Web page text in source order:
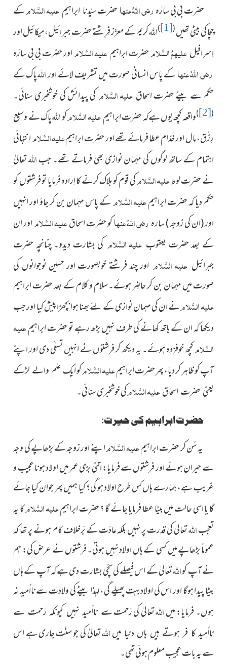
حضرت بی بی سارَہرضی اللہُ عنہاحضرتسیّدنا ابراہیم علیہ السَّلامکے
چچا کی بیٹی تھیں(
[1]
)اللہکریم کے معزّز فِرِشتےحضرت جبرائیل، میکائیل اور
اِسرافیلعلیہمُ السَّلامحضرت ابراہیمعلیہ السَّلاماور حضرت بی بی سارَہ
رضی اللہُ عنہاکے پاس انسانی صورت میں تشریف لائے اوراللہپاک کے
حکم سے بیٹے حضرت اسحاقعلیہ السَّلامکی پیدائش کی خوشخبری سنائی۔
(
[2]
)واقعہ کچھ یوں ہےکہ حضرتابراہیمعلیہ السَّلامکواللہپاک نے وسیع
رِزْق، مال اور خدّام عطا فرمائےتھے اور حضرت ابراہیمعلیہ السَّلامانتہائی
اہتمام کے ساتھ لوگوں کی مہمان نوازی بھی فرماتے تھے۔ جباللہتعالیٰ
نے حضرت لوطعلیہ السَّلامکی قوم کو ہلاک کرنے کا اِرادہ فرمایا تو فرشتوں کو
حکم دیا کہ حضرت ابراہیمعلیہ السَّلامکے پاس مہمان بن کر جاؤ اور انہیں
اور (ان کی زوجہ ) سارہرضی اللہُ عنہاکو حضرت اسحاقعلیہ السَّلاماور ان
کے بعد حضرت یعقوب علیہ السَّلام کی بشارت دیدو۔ چنانچہ حضرت
جبرائیل علیہ السَّلام اور چند فرشتے خوبصورت اور حسین نوجوانوں کی
صورت میں مہمان بن کر حاضِر ہوئے۔ سلام و کلام کے بعد حضرت ابراہیم
علیہ السَّلامنے ان کی مہمان نوازی کے لئے بھنا ہوا بچھڑا پیش کیا اور جب
دیکھا کہ ان کے ہاتھ کھانے کی طرف نہیں بڑھ رہے تو حضرت ابراہیمعلیہ
السَّلامکچھ خوفزدہ ہوئے۔ یہ دیکھ کر فرشتوں نے انہیں تسلّی دی اور اپنے
آپ کو ظاہر کر دیا، پھر حضرت ابراہیمعلیہ السَّلامکوایک علم والے لڑکے
یعنی حضرت اسحاقعلیہ السَّلامکی خوشخبری سنائی۔
حضرت ابراہیم کی حیرت:
یہ سُن کر حضرت ابراہیمعلیہ السَّلاماپنے اور زوجہ کے بڑھاپے کی وجہ
سے حیران ہوئے اور فرشتوں سے فرمایا: اتنی بڑی عمر میں اولاد ہونا عجیب و
غریب ہے، ہمارے ہاں کس طرح اولاد ہو گی؟ کیا ہمیں پھر جوان کیا جائے
گا یا اسی حالت میں بیٹا عطا فرمایا جائے گا ؟ حضرت ابراہیمعلیہ السَّلامکا یہ
تعجّباللہتعالیٰ کی قدرت پر نہیں بلکہ عادَت کے بَرخلاف کام ہونے پر تھا کہ
عموماً بڑھاپے میں کسی کے ہاں اولاد نہیں ہوتی۔ فرشتوں نے عرض کی: ہم
نے آپ کواللہتعالیٰ کے اس فیصلے کی سچّی بشارت دی ہے کہ آپ کے ہاں
بیٹا پیدا ہوگا اور اس کی اولاد بہت پھیلے گی، لہٰذا بیٹے کی ولادت سے نااُمید نہ
ہوں۔ فرمایا: میںاللہتعالیٰ کی رَحمتسے نااُمید نہیں کیونکہ رَحمت سے
نااُمید کا فر ہوتے ہیں ہاں دنیا میںاللہتعالیٰ کی جو سنّت جاری ہے اس
سے یہ بات عجیب معلوم ہوئی تھی۔